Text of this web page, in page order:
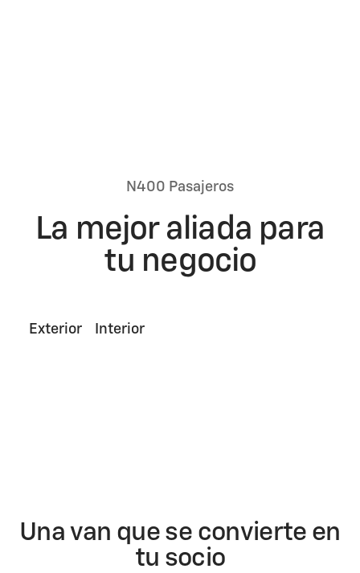
N400 Pasajeros
La mejor aliada para
tu negocio
Exterior Interior
Una van que se convierte en
tu socio